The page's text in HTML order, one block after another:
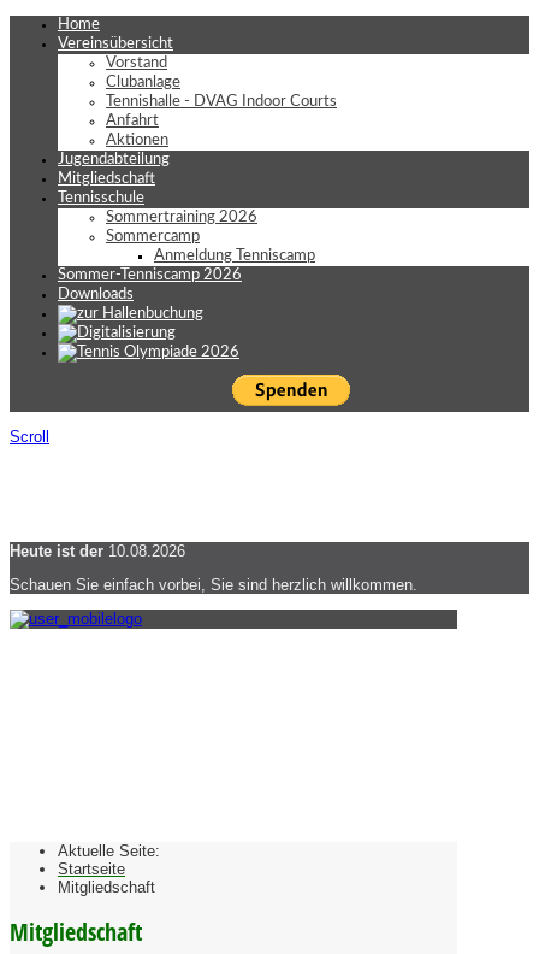
Home
Vereinsübersicht
Vorstand
Clubanlage
Tennishalle - DVAG Indoor Courts
Anfahrt
Aktionen
Jugendabteilung
Mitgliedschaft
Tennisschule
Sommertraining 2026
Sommercamp
Anmeldung Tenniscamp
Sommer-Tenniscamp 2026
Downloads
Scroll
Heute ist der 10.08.2026
Schauen Sie einfach vorbei, Sie sind herzlich willkommen.
Aktuelle Seite:
Startseite
Mitgliedschaft
Mitgliedschaft